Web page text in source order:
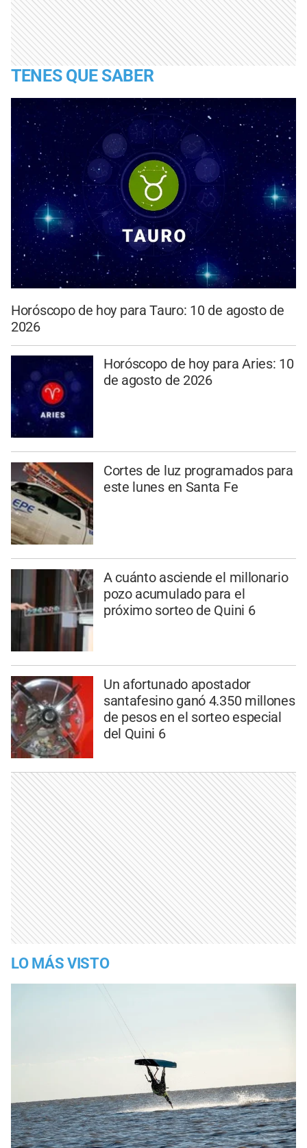
TENES QUE SABER
Horóscopo de hoy para Tauro: 10 de agosto de
2026
Horóscopo de hoy para Aries: 10
de agosto de 2026
Cortes de luz programados para
este lunes en Santa Fe
A cuánto asciende el millonario
pozo acumulado para el
próximo sorteo de Quini 6
Un afortunado apostador
santafesino ganó 4.350 millones
de pesos en el sorteo especial
del Quini 6
LO MÁS VISTO